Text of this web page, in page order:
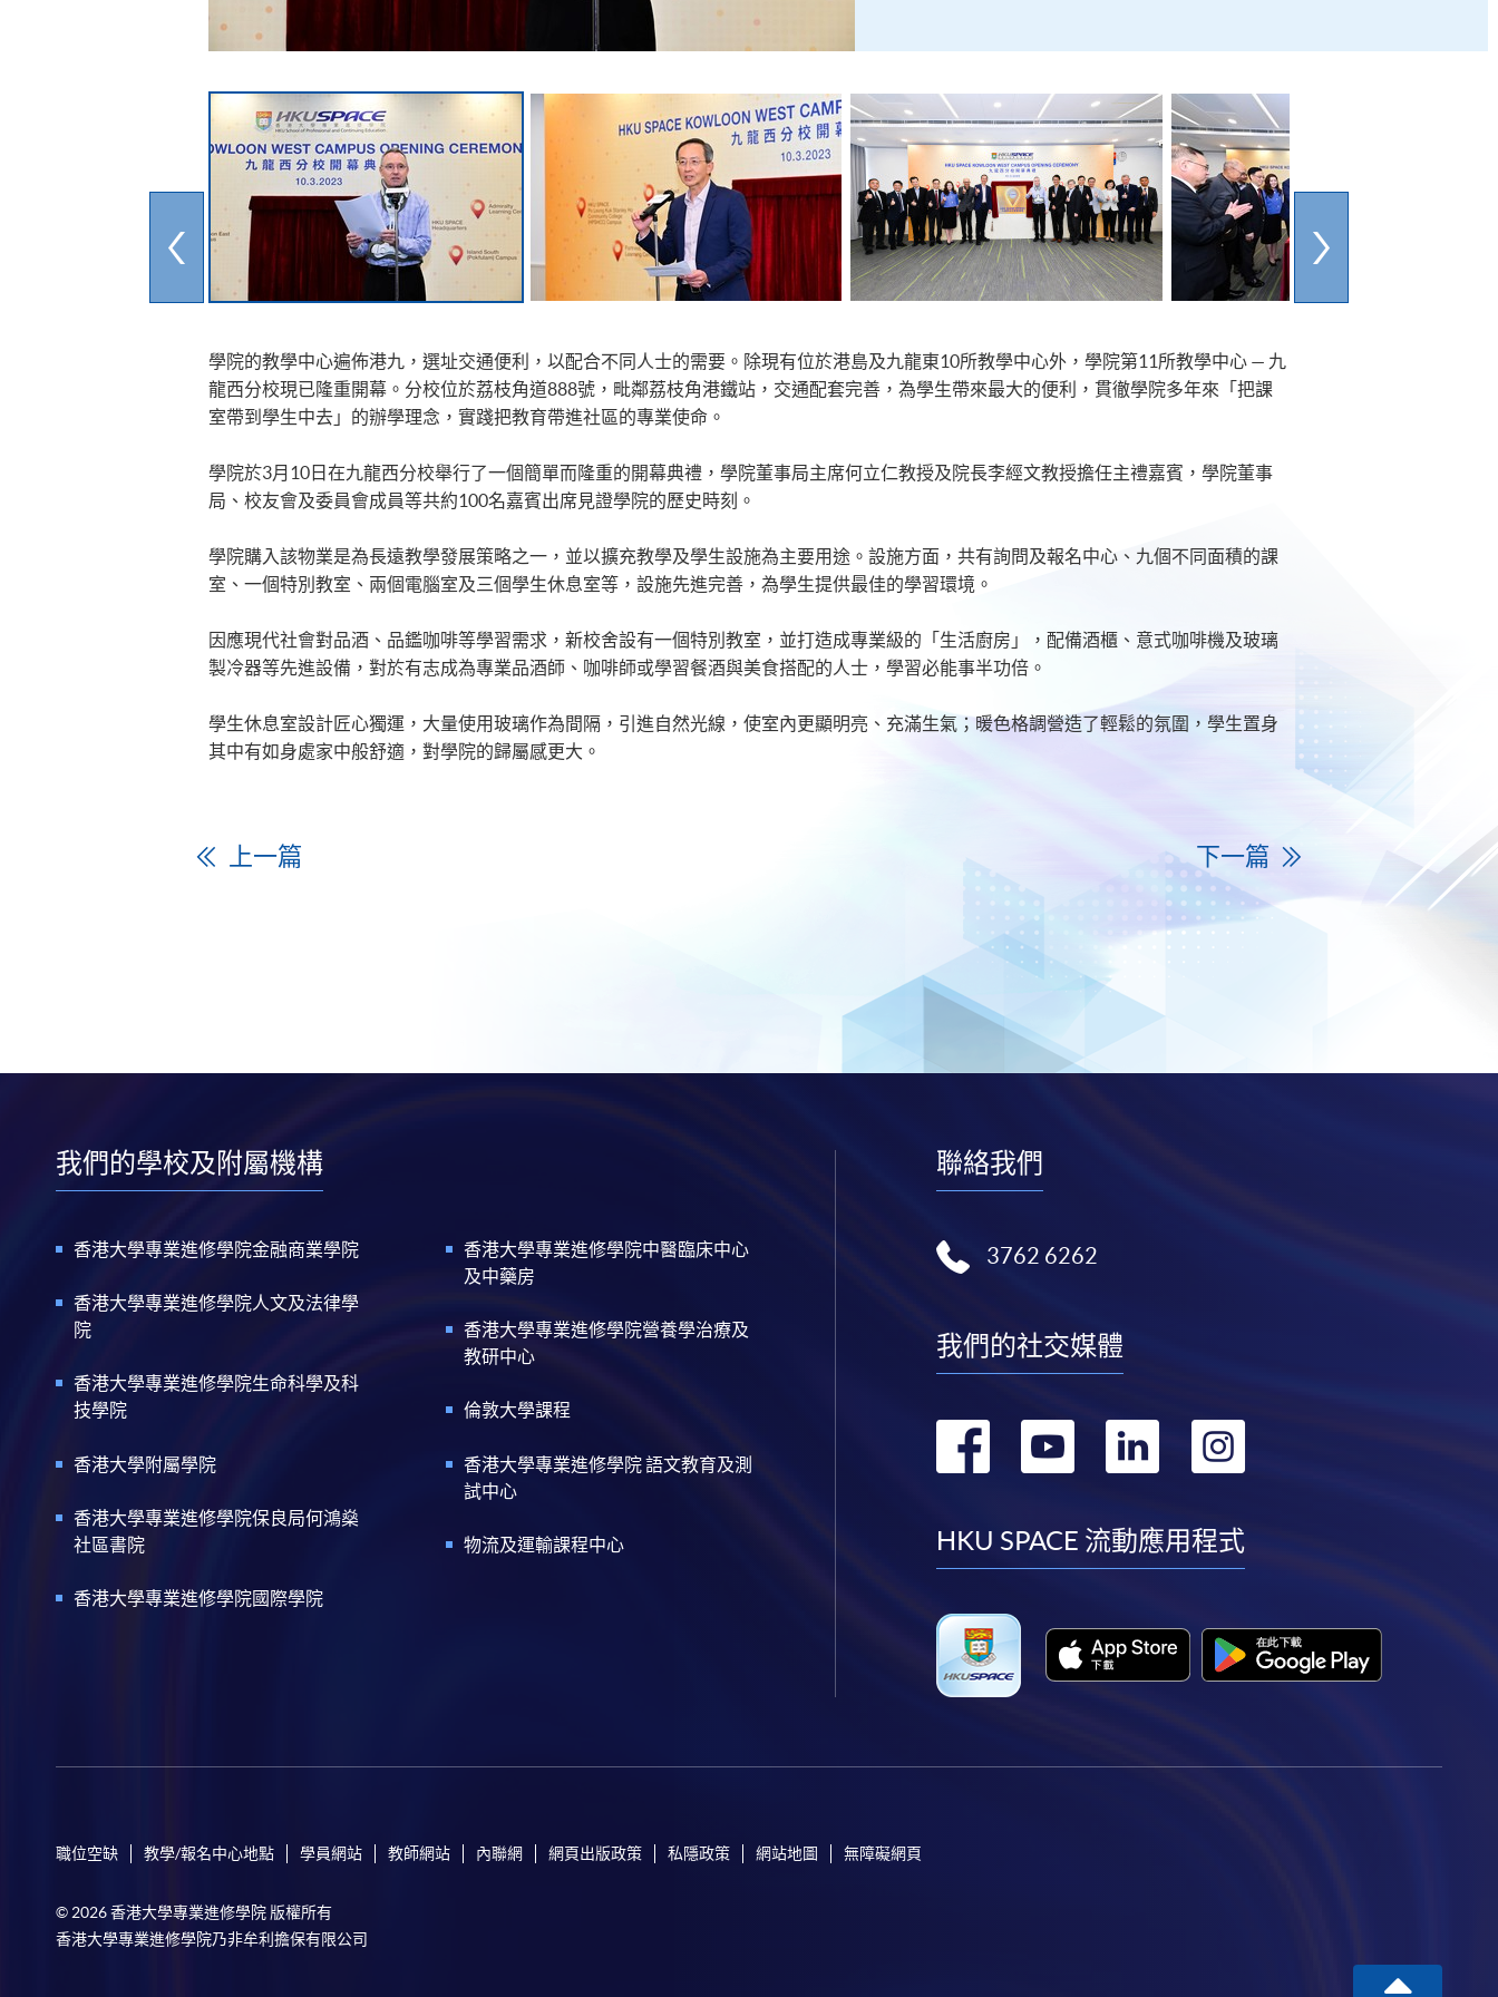
學院的教學中心遍佈港九，選址交通便利，以配合不同人士的需要。除現有位於港島及九龍東10所教學中心外，學院第11所教學中心 — 九
龍西分校現已隆重開幕。分校位於荔枝角道888號，毗鄰荔枝角港鐵站，交通配套完善，為學生帶來最大的便利，貫徹學院多年來「把課
室帶到學生中去」的辦學理念，實踐把教育帶進社區的專業使命。
學院於3月10日在九龍西分校舉行了一個簡單而隆重的開幕典禮，學院董事局主席何立仁教授及院長李經文教授擔任主禮嘉賓，學院董事
局、校友會及委員會成員等共約100名嘉賓出席見證學院的歷史時刻。
學院購入該物業是為長遠教學發展策略之一，並以擴充教學及學生設施為主要用途。設施方面，共有詢問及報名中心、九個不同面積的課
室、一個特別教室、兩個電腦室及三個學生休息室等，設施先進完善，為學生提供最佳的學習環境。
因應現代社會對品酒、品鑑咖啡等學習需求，新校舍設有一個特別教室，並打造成專業級的「生活廚房」，配備酒櫃、意式咖啡機及玻璃
製冷器等先進設備，對於有志成為專業品酒師、咖啡師或學習餐酒與美食搭配的人士，學習必能事半功倍。
學生休息室設計匠心獨運，大量使用玻璃作為間隔，引進自然光線，使室內更顯明亮、充滿生氣；暖色格調營造了輕鬆的氛圍，學生置身
其中有如身處家中般舒適，對學院的歸屬感更大。
上一篇 下一篇
我們的學校及附屬機構
香港大學專業進修學院金融商業學院
香港大學專業進修學院人文及法律學
院
香港大學專業進修學院生命科學及科
技學院
香港大學附屬學院
香港大學專業進修學院保良局何鴻燊
社區書院
香港大學專業進修學院國際學院
香港大學專業進修學院中醫臨床中心
及中藥房
香港大學專業進修學院營養學治療及
教研中心
倫敦大學課程
香港大學專業進修學院 語文教育及測
試中心
物流及運輸課程中心
聯絡我們
3762 6262
我們的社交媒體
轉
facebook
轉
youtube
轉
linkedin
轉
instagram
HKU SPACE 流動應用程式
職位空缺 教學/報名中心地點 學員網站 教師網站 內聯網 網頁出版政策 私隱政策 網站地圖 無障礙網頁
© 2026 香港大學專業進修學院 版權所有
香港大學專業進修學院乃非牟利擔保有限公司